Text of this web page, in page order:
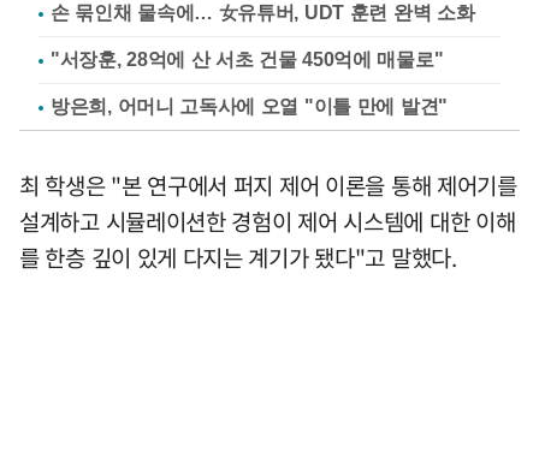
손 묶인채 물속에… 女유튜버, UDT 훈련 완벽 소화
"서장훈, 28억에 산 서초 건물 450억에 매물로"
방은희, 어머니 고독사에 오열 "이틀 만에 발견"
최 학생은 "본 연구에서 퍼지 제어 이론을 통해 제어기를
설계하고 시뮬레이션한 경험이 제어 시스템에 대한 이해
를 한층 깊이 있게 다지는 계기가 됐다"고 말했다.